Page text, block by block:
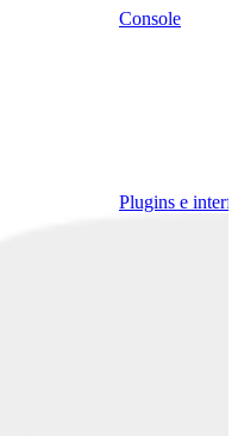
Console
Plugins e